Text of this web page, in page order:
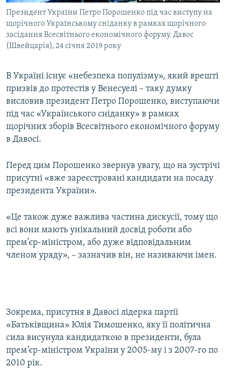
РУС
УКР
КТАТ
Усі сайти RFE/RL
Президент України Петро Порошенко під час виступу на
щорічного Українському сніданку в рамках щорічного
засідання Всесвітнього економічного форуму. Давос
(Швейцарія), 24 січня 2019 року
В Україні існує «небезпека популізму», який врешті
призвів до протестів у Венесуелі – таку думку
висловив президент Петро Порошенко, виступаючи
під час «Українського сніданку» в рамках
щорічних зборів Всесвітнього економічного форуму
в Давосі.
Перед цим Порошенко звернув увагу, що на зустрічі
присутні «вже зареєстровані кандидати на посаду
президента України».
«Це також дуже важлива частина дискусії, тому що
всі вони мають унікальний досвід роботи або
прем’єр-міністром, або дуже відповідальним
членом уряду», – зазначив він, не називаючи імен.
Зокрема, присутня в Давосі лідерка партії
«Батьківщина» Юлія Тимошенко, яку її політична
сила висунула кандидаткою в президенти, була
прем’єр-міністром України у 2005-му і з 2007-го по
2010 рік.